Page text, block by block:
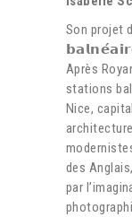
Son projet
Après
stations
Nice,
des
par